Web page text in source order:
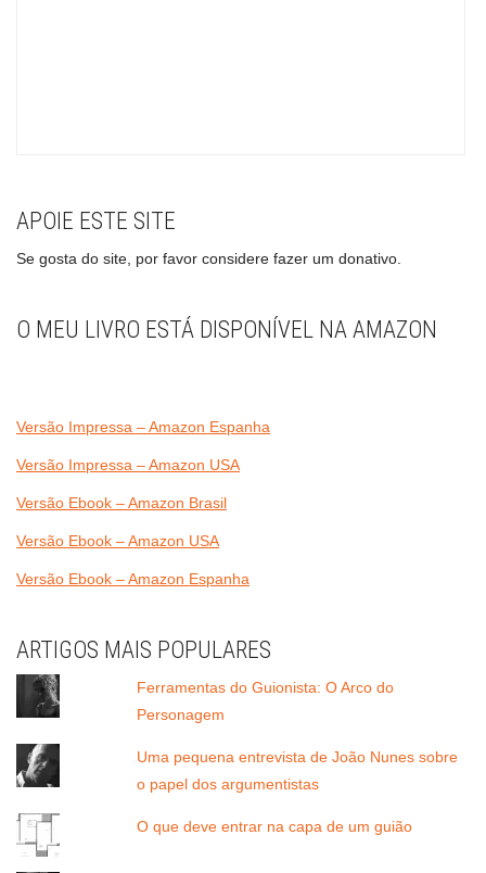
APOIE ESTE SITE
Se gosta do site, por favor considere fazer um donativo.
O MEU LIVRO ESTÁ DISPONÍVEL NA AMAZON
Versão Impressa – Amazon Espanha
Versão Impressa – Amazon USA
Versão Ebook – Amazon Brasil
Versão Ebook – Amazon USA
Versão Ebook – Amazon Espanha
ARTIGOS MAIS POPULARES
Ferramentas do Guionista: O Arco do
Personagem
Uma pequena entrevista de João Nunes sobre
o papel dos argumentistas
O que deve entrar na capa de um guião